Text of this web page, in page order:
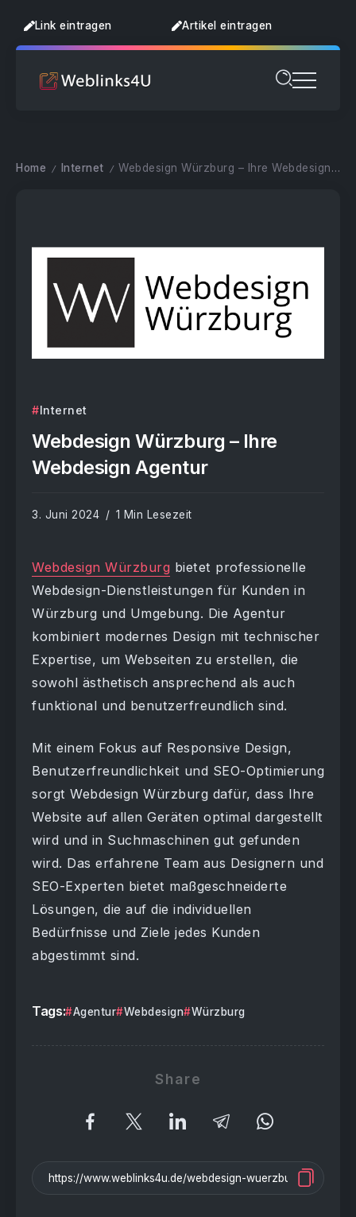
Link eintragen Artikel eintragen
Home / Internet / Webdesign Würzburg – Ihre Webdesign Agentur
Internet
Webdesign Würzburg – Ihre
Webdesign Agentur
3. Juni 2024 1 Min Lesezeit
Webdesign Würzburg bietet professionelle
Webdesign-Dienstleistungen für Kunden in
Würzburg und Umgebung. Die Agentur
kombiniert modernes Design mit technischer
Expertise, um Webseiten zu erstellen, die
sowohl ästhetisch ansprechend als auch
funktional und benutzerfreundlich sind.
Mit einem Fokus auf Responsive Design,
Benutzerfreundlichkeit und SEO-Optimierung
sorgt Webdesign Würzburg dafür, dass Ihre
Website auf allen Geräten optimal dargestellt
wird und in Suchmaschinen gut gefunden
wird. Das erfahrene Team aus Designern und
SEO-Experten bietet maßgeschneiderte
Lösungen, die auf die individuellen
Bedürfnisse und Ziele jedes Kunden
abgestimmt sind.
Tags: Agentur Webdesign Würzburg
Share